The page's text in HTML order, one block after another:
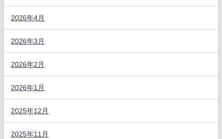
2026年4月
2026年3月
2026年2月
2026年1月
2025年12月
2025年11月